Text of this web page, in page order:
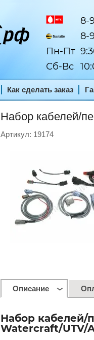
Как сделать заказ
8-
8-
Пн-Пт
Сб-Вс
Набор кабелей/
Артикул: 19174
Описание
Набор кабелей/
Watercraft/UTV/